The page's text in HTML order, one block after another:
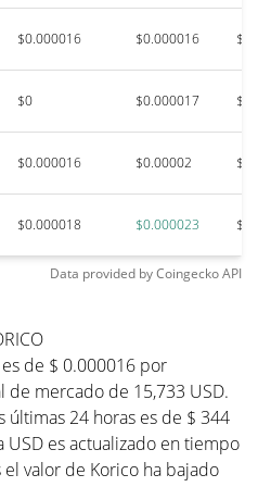
$0.000016 $0.000016
$0 $0.000017
$0.000016 $0.00002
$0.000018 $0.000023
Data provided byCoingeckoAPI
de $ 0.000016 por
de mercado de 15,733 USD.
últimas 24 horas es de $ 344
USD es actualizado en tiempo
valor de Korico ha bajado